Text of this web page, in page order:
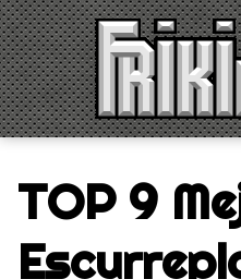
Saltar
al
contenido
TOP 9